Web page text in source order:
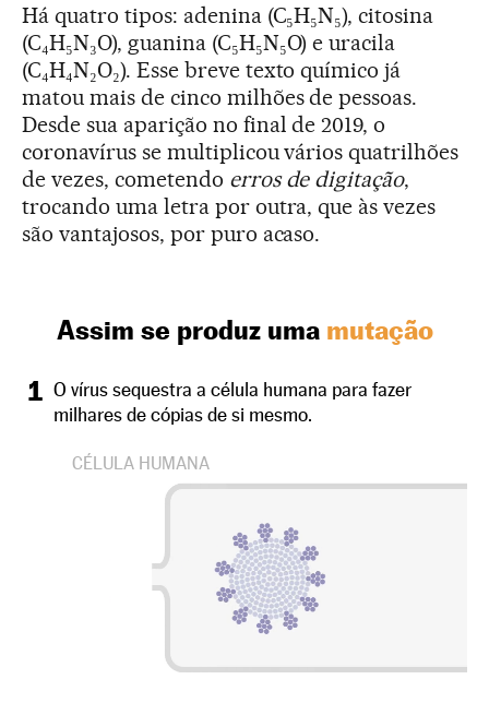
Há quatro tipos: adenina (C₅H₅N₅), citosina
(C₄H₅N₃O), guanina (C₅H₅N₅O) e uracila
(C₄H₄N₂O₂). Esse breve texto químico já
matou mais de cinco milhões de pessoas.
Desde sua aparição no final de 2019, o
coronavírus se multiplicou vários quatrilhões
de vezes, cometendo erros de digitação,
trocando uma letra por outra, que às vezes
são vantajosos, por puro acaso.
Assim se produz uma mutação
1 O vírus sequestra a célula humana para fazer
milhares de cópias de si mesmo.
CÉLULA HUMANA